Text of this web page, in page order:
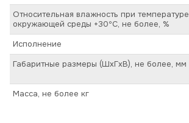
Относительная влажность при температуре
окружающей среды +30ºС, не более, %
Исполнение
Габаритные размеры (ШхГхВ), не более, мм
Масса, не более кг